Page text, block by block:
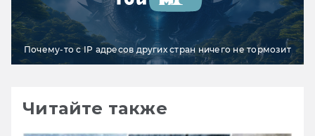
Почему-то с IP адресов других стран ничего не тормозит
Читайте также